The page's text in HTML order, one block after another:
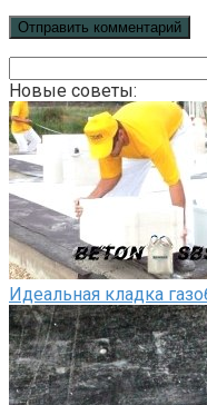
Новые советы:
Идеальная кладка